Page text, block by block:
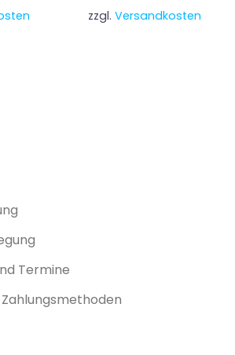
zzgl. Versandkosten
Termine